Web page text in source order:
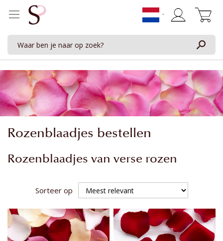
Rozenblaadjes bestellen
Rozenblaadjes van verse rozen
Sorteer op